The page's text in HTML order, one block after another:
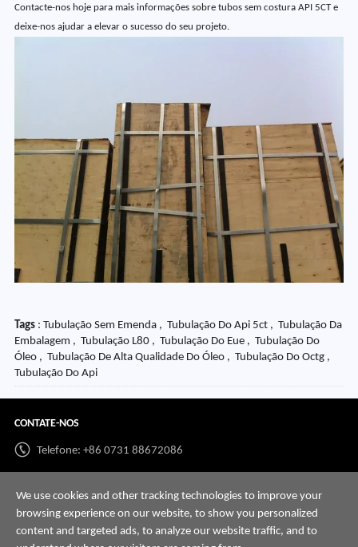
Contacte-nos hoje para mais informações sobre tubos sem costura API 5CT e
deixe-nos ajudar a elevar o sucesso do seu projeto.
Tags: Tubulação Sem Emenda , Tubulação Do Api 5ct , Tubulação Da
Embalagem , Tubulação L80 , Tubulação Do Eue , Tubulação Do
Óleo , Tubulação De Alta Qualidade Do Óleo , Tubulação Do Octg ,
Tubulação Do Api
CONTATE-NOS
Telefone: +86 0731 88672086
E-mail:info@hnssd.com
We use cookies and other tracking technologies to improve your
browsing experience on our website, to show you personalized
content and targeted ads, to analyze our website traffic, and to